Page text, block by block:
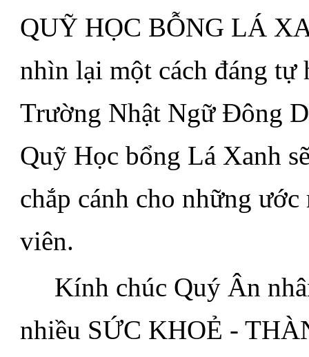
QUỸ HỌC BỖNG LÁ
nhìn lại một cách đáng tự
Trường Nhật Ngữ Đông
Quỹ Học bổng Lá Xanh
chắp cánh cho những
viên.
Kính chúc Quý Ân
nhiều SỨC KHOẺ -